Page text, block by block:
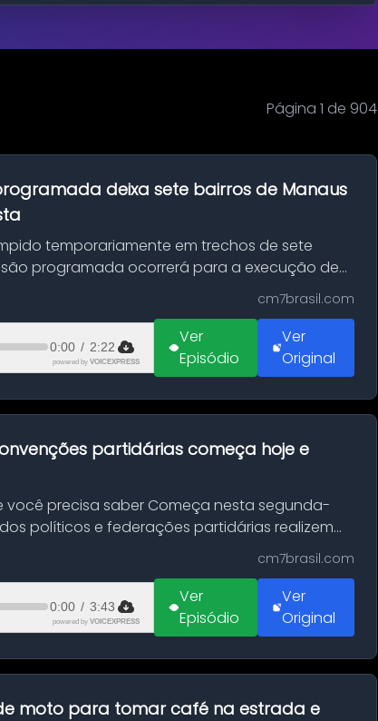
Página 1 de 904
deixa sete bairros de Manaus
temporariamente em trechos de sete
programada ocorrerá para a execução de
cm7brasil.com
0:00 / 2:22
powered by VOICEXPRESS
Ver
Episódio
Ver
Original
partidárias começa hoje e
você precisa saber Começa nesta segunda-
políticos e federações partidárias realizem
cm7brasil.com
0:00 / 3:43
powered by VOICEXPRESS
Ver
Episódio
Ver
Original
moto para tomar café na estrada e